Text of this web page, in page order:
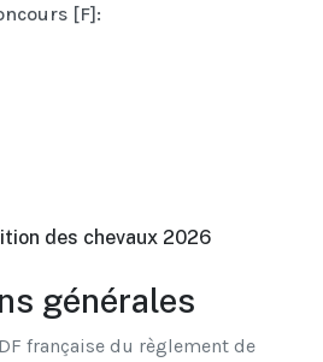
[F]:
des chevaux 2026
générales
française du règlement de